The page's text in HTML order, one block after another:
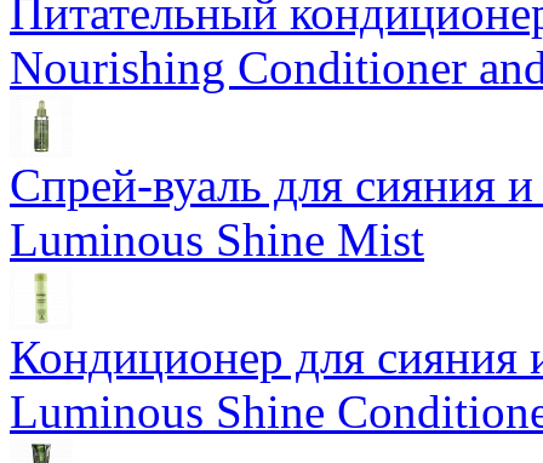
Питательный
Nourishing Conditioner
Спрей-вуаль для сияния
Luminous Shine Mist
Кондиционер для сияния
Luminous Shine